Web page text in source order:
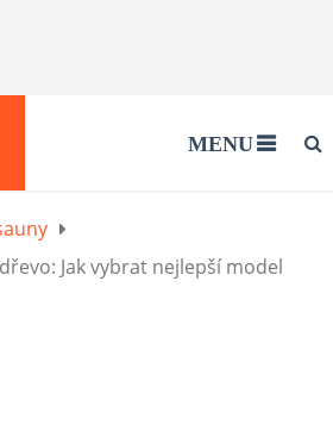
MENU
Jak vybrat nejlepší model